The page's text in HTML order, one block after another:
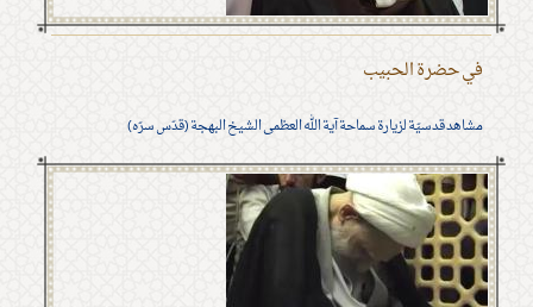
في حضرة الحبيب
مشاهد قدسيّة لزيارة سماحة آية الله العظمى الشيخ البهجة (قدّس سرّه)